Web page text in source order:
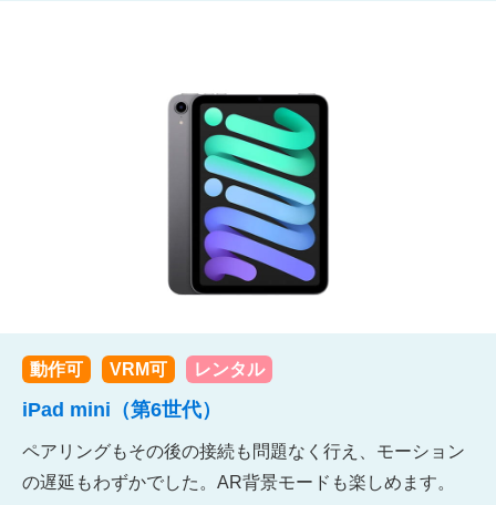
動作可 VRM可 レンタル
iPad mini（第6世代）
ペアリングもその後の接続も問題なく行え、モーション
の遅延もわずかでした。AR背景モードも楽しめます。